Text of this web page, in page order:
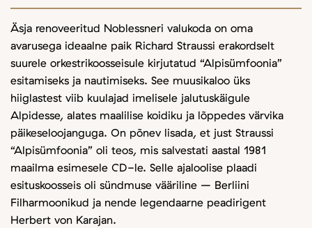
Äsja renoveeritud Noblessneri valukoda on oma
avarusega ideaalne paik Richard Straussi erakordselt
suurele orkestrikoosseisule kirjutatud “Alpisümfoonia”
esitamiseks ja nautimiseks. See muusikaloo üks
hiiglastest viib kuulajad imelisele jalutuskäigule
Alpidesse, alates maalilise koidiku ja lõppedes värvika
päikeseloojanguga. On põnev lisada, et just Straussi
“Alpisümfoonia” oli teos, mis salvestati aastal 1981
maailma esimesele CD-le. Selle ajaloolise plaadi
esituskoosseis oli sündmuse vääriline – Berliini
Filharmoonikud ja nende legendaarne peadirigent
Herbert von Karajan.